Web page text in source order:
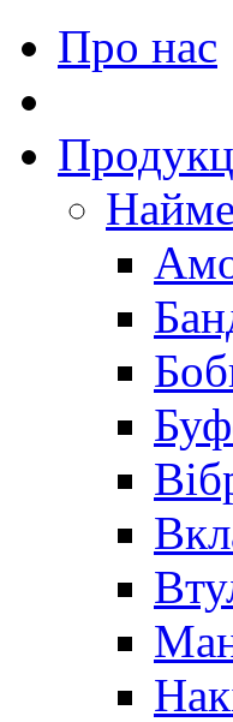
Про нас